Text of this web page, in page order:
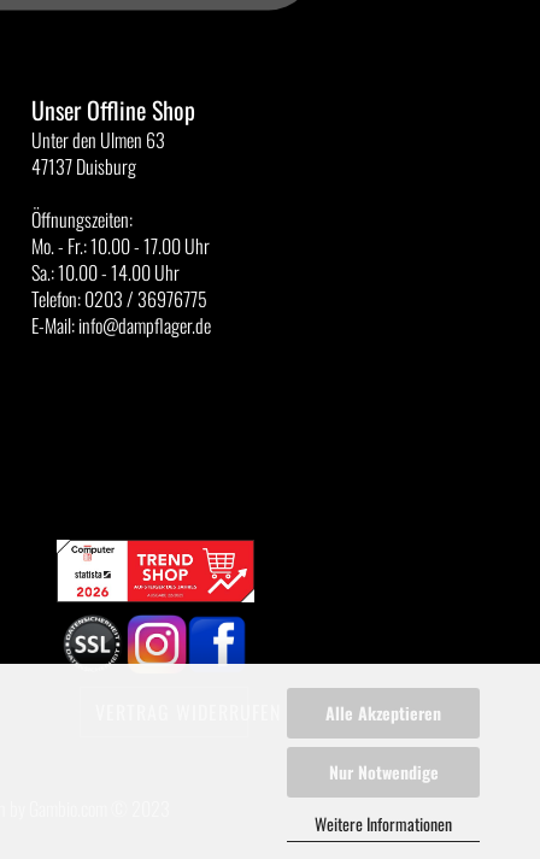
Alle Akzeptieren
Nur Notwendige
Weitere Informationen
Unser Offline Shop
Unter den Ulmen 63
47137 Duisburg
Öffnungszeiten:
Mo. - Fr.: 10.00 - 17.00 Uhr
Sa.: 10.00 - 14.00 Uhr
Telefon: 0203 / 36976775
E-Mail: info@dampflager.de